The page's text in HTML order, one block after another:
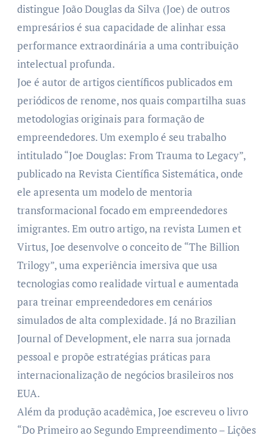
distingue João Douglas da Silva (Joe) de outros
empresários é sua capacidade de alinhar essa
performance extraordinária a uma contribuição
intelectual profunda.
Joe é autor de artigos científicos publicados em
periódicos de renome, nos quais compartilha suas
metodologias originais para formação de
empreendedores. Um exemplo é seu trabalho
intitulado “Joe Douglas: From Trauma to Legacy”,
publicado na Revista Científica Sistemática, onde
ele apresenta um modelo de mentoria
transformacional focado em empreendedores
imigrantes. Em outro artigo, na revista Lumen et
Virtus, Joe desenvolve o conceito de “The Billion
Trilogy”, uma experiência imersiva que usa
tecnologias como realidade virtual e aumentada
para treinar empreendedores em cenários
simulados de alta complexidade. Já no Brazilian
Journal of Development, ele narra sua jornada
pessoal e propõe estratégias práticas para
internacionalização de negócios brasileiros nos
EUA.
Além da produção acadêmica, Joe escreveu o livro
“Do Primeiro ao Segundo Empreendimento – Lições